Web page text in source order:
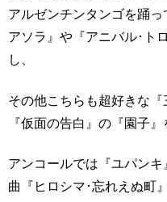
アルゼンチンタンゴを踊
アソラ』や『アニバル･ト
し、
その他こちらも超好きな
『仮面の告白』の『園子』
アンコールでは『ユパン
曲『ヒロシマ･忘れえぬ町